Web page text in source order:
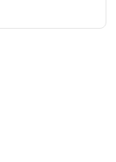
formunu